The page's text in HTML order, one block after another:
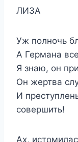
ЛИЗА
Уж полночь
А Германа
Я знаю, он
Он жертва
И
совершить!
Ах,